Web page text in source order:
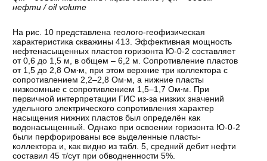
нефти /oil volume
На рис. 10 представлена геолого-геофизическая
характеристика скважины 413. Эффективная мощность
нефтенасыщенных пластов горизонта Ю-0-2 составляет
от 0,6 до 1,5 м, в общем – 6,2 м. Сопротивление пластов
от 1,5 до 2,8 Ом∙м, при этом верхние три коллектора с
сопротивлением 2,2–2,8 Ом∙м, а нижние пласты
низкоомные с сопротивлением 1,5–1,7 Ом∙м. При
первичной интерпретации ГИС из-за низких значений
удельного электрического сопротивления характер
насыщения нижних пластов был определён как
водонасыщенный. Однако при освоении горизонта Ю-0-2
были перфорированы все выделенные пласты-
коллектора и, как видно из табл. 5, средний дебит нефти
составил 45 т/сут при обводненности 5%.